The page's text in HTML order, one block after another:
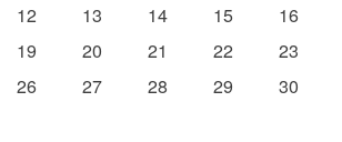
12 13 14 15
16
19 20 21 22
23
26 27 28 29
30